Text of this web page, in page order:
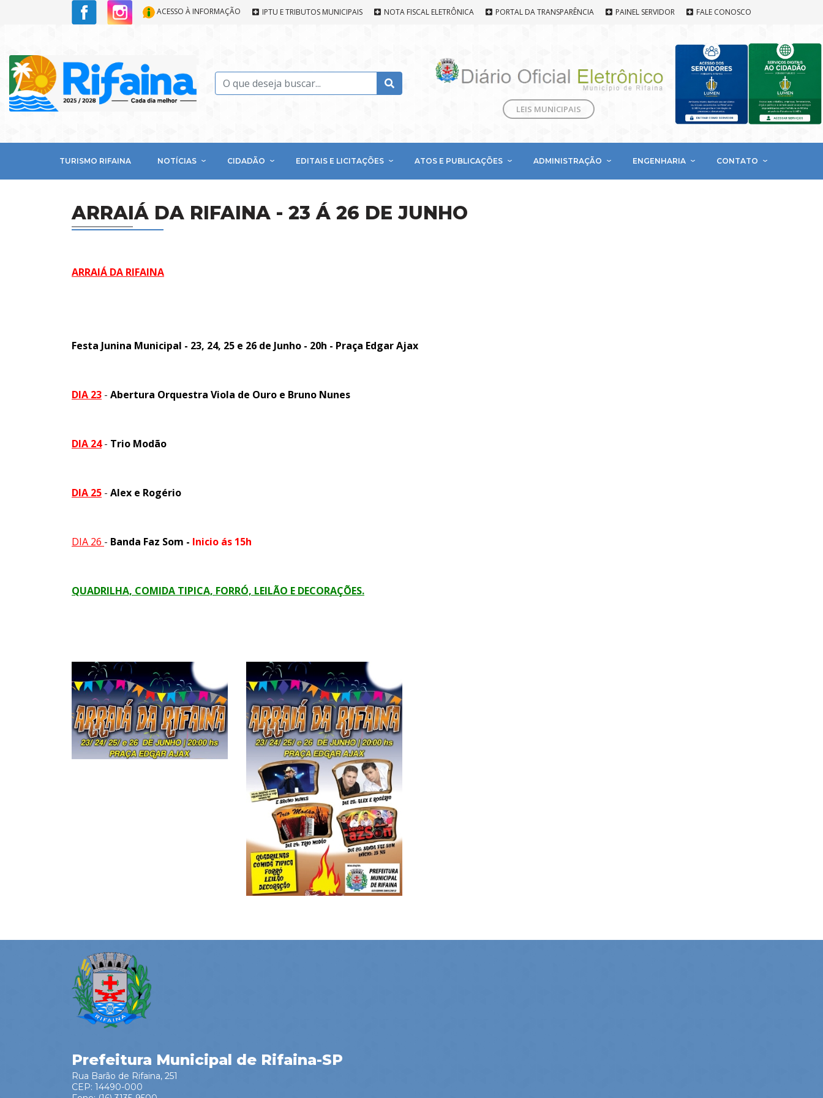
ACESSO À INFORMAÇÃO IPTU E TRIBUTOS MUNICIPAIS NOTA FISCAL ELETRÔNICA PORTAL DA TRANSPARÊNCIA PAINEL SERVIDOR FALE CONOSCO
LEIS MUNICIPAIS
TURISMO RIFAINA NOTÍCIAS CIDADÃO EDITAIS E LICITAÇÕES ATOS E PUBLICAÇÕES ADMINISTRAÇÃO ENGENHARIA CONTATO
ARRAIÁ DA RIFAINA - 23 Á 26 DE JUNHO
ARRAIÁ DA RIFAINA
Festa Junina Municipal - 23, 24, 25 e 26 de Junho - 20h - Praça Edgar Ajax
DIA 23 - Abertura Orquestra Viola de Ouro e Bruno Nunes
DIA 24 - Trio Modão
DIA 25 - Alex e Rogério
DIA 26 - Banda Faz Som - Inicio ás 15h
QUADRILHA, COMIDA TIPICA, FORRÓ, LEILÃO E DECORAÇÕES.
Prefeitura Municipal de Rifaina-SP
Rua Barão de Rifaina, 251
CEP: 14490-000